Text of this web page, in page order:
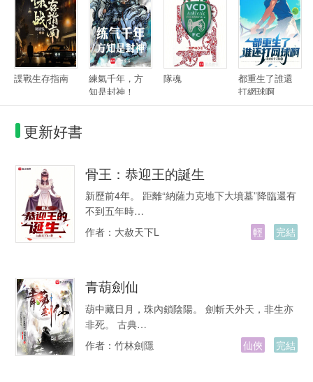
諜戰生存指南
練氣千年，方
知是封神！
隊魂
都重生了誰還
打網球啊
更新好書
骨王：恭迎王的誕生
新歷前4年。 距離“納薩力克地下大墳墓”降臨還有
不到五年時…
作者： 大赦天下L 輕 完結
青葫劍仙
葫中藏日月，珠內鎖陰陽。 劍斬天外天，非生亦
非死。 古典…
作者： 竹林劍隱 仙俠 完結